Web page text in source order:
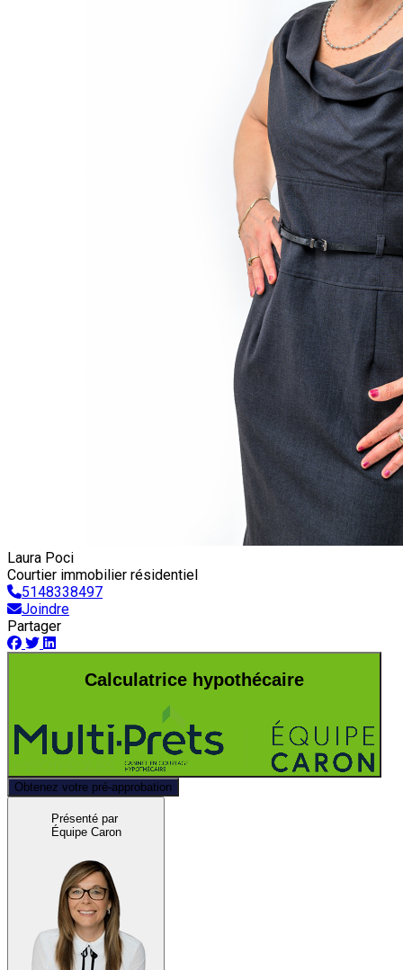
Laura Poci
Courtier immobilier résidentiel
5148338497
Joindre
Partager
Calculatrice hypothécaire
Obtenez votre pré-approbation
Présenté par
Équipe Caron